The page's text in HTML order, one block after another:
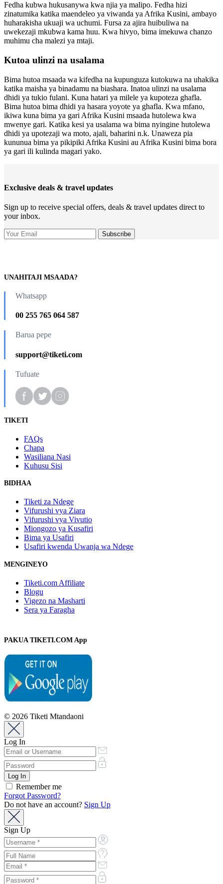
Fedha kubwa hukusanywa kwa njia ya malipo. Fedha hizi
zinatumika katika maendeleo ya viwanda ya Afrika Kusini, ambayo
huharakisha ukuaji wa uchumi. Fursa za ajira huibuliwa na
uwekezaji mkubwa kama huu. Kwa hivyo, bima imekuwa chanzo
muhimu cha malezi ya mtaji.
Kutoa ulinzi na usalama
Bima hutoa msaada wa kifedha na kupunguza kutokuwa na uhakika
katika maisha ya binadamu na biashara. Inatoa ulinzi na usalama
dhidi ya tukio fulani. Kuna hatari ya milele ya kupoteza ghafla.
Bima hutoa bima dhidi ya hasara yoyote ya ghafla. Kwa mfano,
ikiwa kuna bima ya gari Afrika Kusini msaada hutolewa kwa
mwenye gari. Katika kesi ya usalama wa bima nyingine hutolewa
dhidi ya upotezaji wa moto, ajali, baharini n.k. Unaweza pia
kununua bima ya pikipiki Afrika Kusini au Afrika Kusini bima bora
ya gari ili kulinda magari yako.
Exclusive deals & travel updates
Sign up to receive special offers, deals & travel updates direct to
your inbox.
UNAHITAJI MSAADA?
Whatsapp
00 255 765 064 587
Barua pepe
support@tiketi.com
Tufuate
TIKETI
FAQs
Chapa
Wasiliana Nasi
Kuhusu Sisi
BIDHAA
Tiketi za Ndege
Vifurushi vya Ziara
Vifurushi vya Vivutio
Miongozo ya Kusafiri
Bima ya Usafiri
Usafiri kwenda Uwanja wa Ndege
MENGINEYO
Tiketi.com Affiliate
Blogu
Vigezo na Masharti
Sera ya Faragha
PAKUA TIKETI.COM App
© 2026 Tiketi Mtandaoni
Log In
Remember me
Forgot Password?
Do not have an account? Sign Up
Sign Up